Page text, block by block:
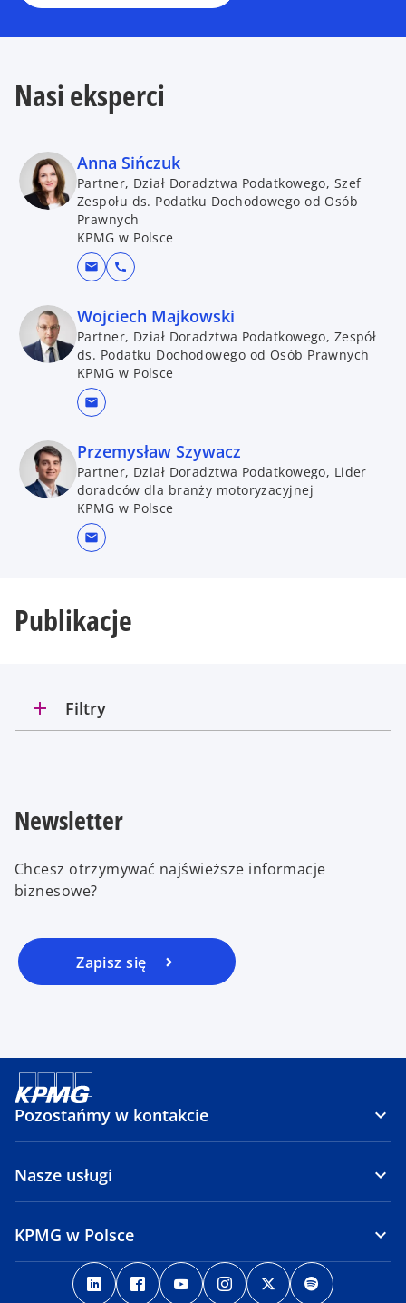
Nasi eksperci
Anna Sińczuk
Partner, Dział Doradztwa Podatkowego, Szef
Zespołu ds. Podatku Dochodowego od Osób
Prawnych
KPMG w Polsce
mail call
Wojciech Majkowski
Partner, Dział Doradztwa Podatkowego, Zespół
ds. Podatku Dochodowego od Osób Prawnych
KPMG w Polsce
mail
Przemysław Szywacz
Partner, Dział Doradztwa Podatkowego, Lider
doradców dla branży motoryzacyjnej
KPMG w Polsce
mail
Publikacje
add Filtry
Newsletter
Chcesz otrzymywać najświeższe informacje
biznesowe?
Zapisz się
Pozostańmy w kontakcie
Nasze usługi
KPMG w Polsce
o
p
o
p
o
p
o
p
o
p
p